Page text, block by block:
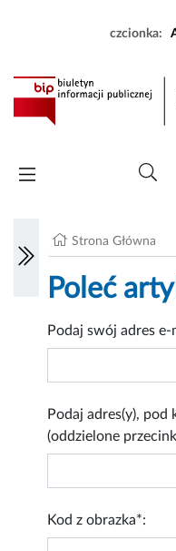
czcionka:
Strona Główna
Poleć
Podaj swój adres e-
Podaj adres(y), pod
(oddzielone
Kod z obrazka*: